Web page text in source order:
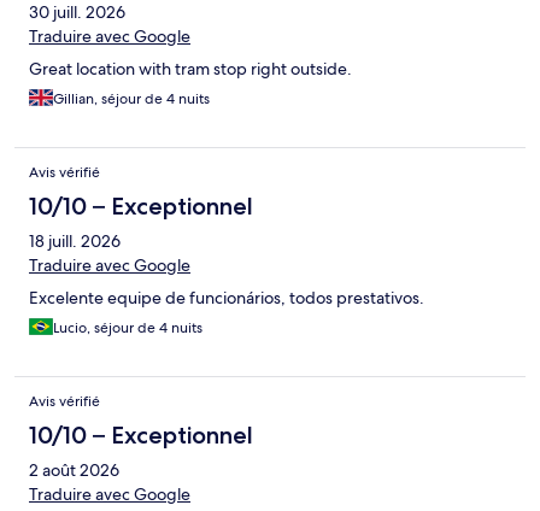
30 juill. 2026
Traduire avec Google
Great location with tram stop right outside.
Gillian, séjour de 4 nuits
Avis vérifié
10/10 – Exceptionnel
18 juill. 2026
Traduire avec Google
Excelente equipe de funcionários, todos prestativos.
Lucio, séjour de 4 nuits
Avis vérifié
10/10 – Exceptionnel
2 août 2026
Traduire avec Google